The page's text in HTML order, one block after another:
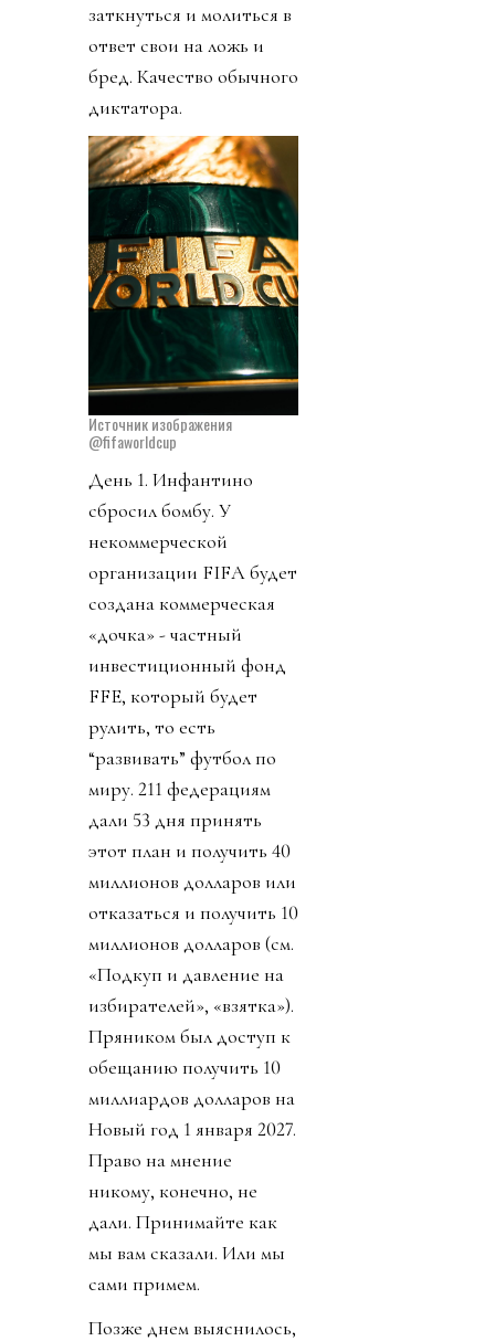
заткнуться и молиться в
ответ свои на ложь и
бред. Качество обычного
диктатора.
Источник изображения
@fifaworldcup
День 1. Инфантино
сбросил бомбу. У
некоммерческой
организации FIFA будет
создана коммерческая
«дочка» - частный
инвестиционный фонд
FFE, который будет
рулить, то есть
“развивать” футбол по
миру. 211 федерациям
дали 53 дня принять
этот план и получить 40
миллионов долларов или
отказаться и получить 10
миллионов долларов (см.
«Подкуп и давление на
избирателей», «взятка»).
Пряником был доступ к
обещанию получить 10
миллиардов долларов на
Новый год 1 января 2027.
Право на мнение
никому, конечно, не
дали. Принимайте как
мы вам сказали. Или мы
сами примем.
Позже днем выяснилось,